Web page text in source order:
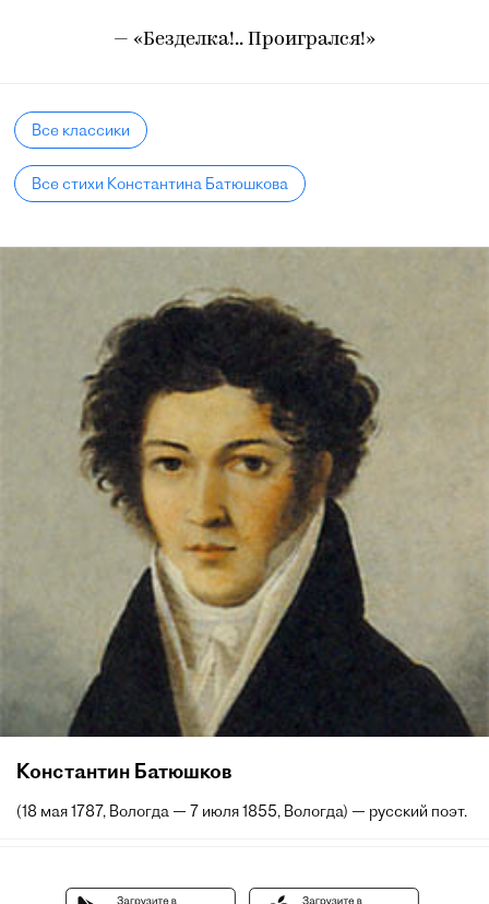
— «Безделка!.. Проигрался!»
Все классики
Все стихи Константина Батюшкова
Константин Батюшков
(18 мая 1787, Вологда — 7 июля 1855, Вологда) — русский поэт.